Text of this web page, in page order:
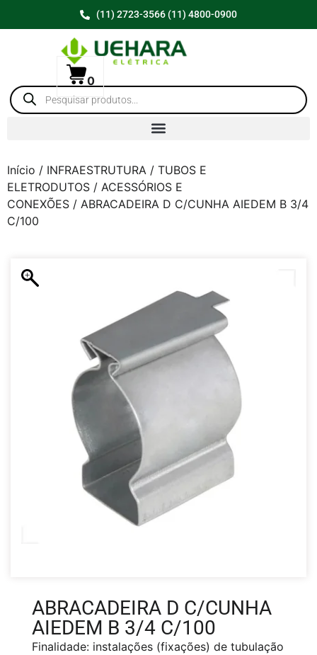
(11) 2723-3566 (11) 4800-0900
0
Início / INFRAESTRUTURA / TUBOS E
ELETRODUTOS / ACESSÓRIOS E
CONEXÕES / ABRACADEIRA D C/CUNHA AIEDEM B 3/4
C/100
ABRACADEIRA D C/CUNHA
AIEDEM B 3/4 C/100
Finalidade: instalações (fixações) de tubulação